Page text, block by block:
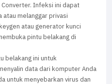
Infeksi ini dapat
melanggar privasi
atau generator kunci
pintu belakang di
belakang ini untuk
data dari komputer Anda
untuk menyebarkan virus dan